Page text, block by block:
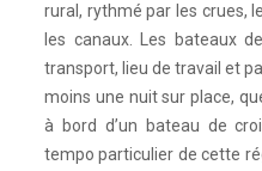
rural, rythmé par les crues,
les canaux. Les bateaux
transport, lieu de travail et
moins une nuit sur place,
à bord d’un bateau de
tempo particulier de cette